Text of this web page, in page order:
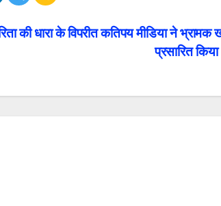
की धारा के विपरीत कतिपय मीडिया ने भ्रामक
प्रसारित किया